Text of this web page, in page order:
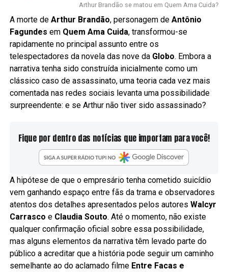
Arthur Brandão se matou em Quem Ama Cuida?
A morte de Arthur Brandão, personagem de Antônio
Fagundes em Quem Ama Cuida, transformou-se
rapidamente no principal assunto entre os
telespectadores da novela das nove da Globo. Embora a
narrativa tenha sido construída inicialmente como um
clássico caso de assassinato, uma teoria cada vez mais
comentada nas redes sociais levanta uma possibilidade
surpreendente: e se Arthur não tiver sido assassinado?
Fique por dentro das notícias que importam para você!
A hipótese de que o empresário tenha cometido suicídio
vem ganhando espaço entre fãs da trama e observadores
atentos dos detalhes apresentados pelos autores Walcyr
Carrasco e Claudia Souto. Até o momento, não existe
qualquer confirmação oficial sobre essa possibilidade,
mas alguns elementos da narrativa têm levado parte do
público a acreditar que a história pode seguir um caminho
semelhante ao do aclamado filme Entre Facas e